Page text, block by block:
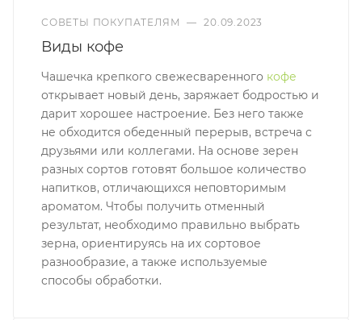
СОВЕТЫ ПОКУПАТЕЛЯМ — 20.09.2023
Виды кофе
Чашечка крепкого свежесваренного кофе
открывает новый день, заряжает бодростью и
дарит хорошее настроение. Без него также
не обходится обеденный перерыв, встреча с
друзьями или коллегами. На основе зерен
разных сортов готовят большое количество
напитков, отличающихся неповторимым
ароматом. Чтобы получить отменный
результат, необходимо правильно выбрать
зерна, ориентируясь на их сортовое
разнообразие, а также используемые
способы обработки.